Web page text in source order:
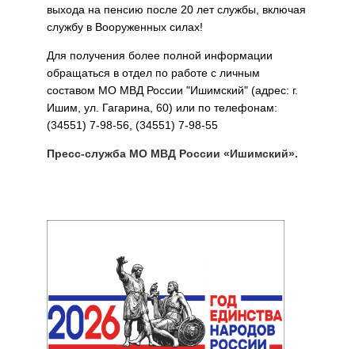
выхода на пенсию после 20 лет службы, включая
службу в Вооруженных силах!
Для получения более полной информации
обращаться в отдел по работе с личным
составом МО МВД России "Ишимский" (адрес: г.
Ишим, ул. Гагарина, 60) или по телефонам:
(34551) 7-98-56, (34551) 7-98-55
Пресс-служба МО МВД России «Ишимский».